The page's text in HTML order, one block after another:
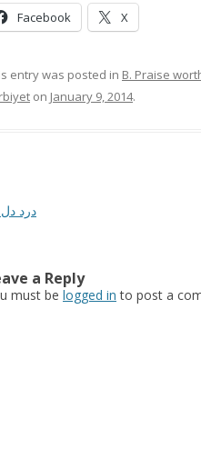
Facebook X
entry was posted in B. Praise
on January 9, 2014.
درد دل
a Reply
must be logged in to post a